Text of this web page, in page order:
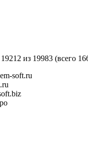
из 19983 (всего
soft.ru